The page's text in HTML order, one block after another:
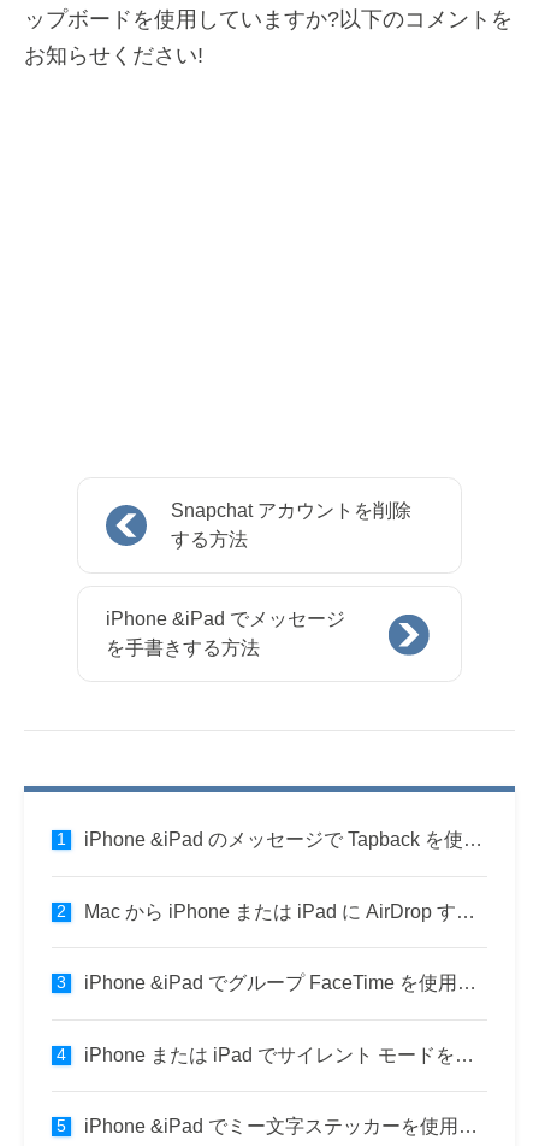
ップボードを使用していますか?以下のコメントを
お知らせください!
Snapchat アカウントを削除
する方法
iPhone &iPad でメッセージ
を手書きする方法
iPhone &iPad のメッセージで Tapback を使用する方法
Mac から iPhone または iPad に AirDrop する方法
iPhone &iPad でグループ FaceTime を使用する方法
iPhone または iPad でサイレント モードを使用する方法
iPhone &iPad でミー文字ステッカーを使用する方法